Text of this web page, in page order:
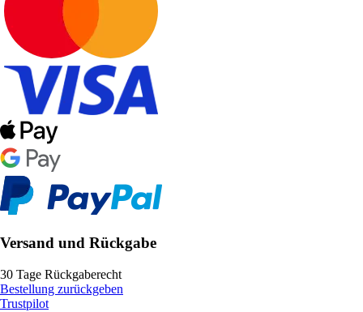
Versand und Rückgabe
30 Tage Rückgaberecht
Bestellung zurückgeben
Trustpilot